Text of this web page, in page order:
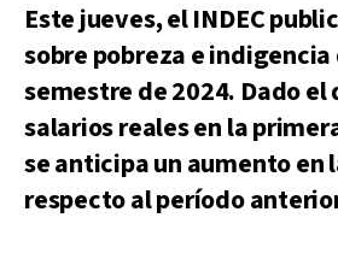
Este jueves, el INDEC
sobre pobreza e
semestre de 2024. Dado
salarios reales en la
se anticipa un aumento en
respecto al período